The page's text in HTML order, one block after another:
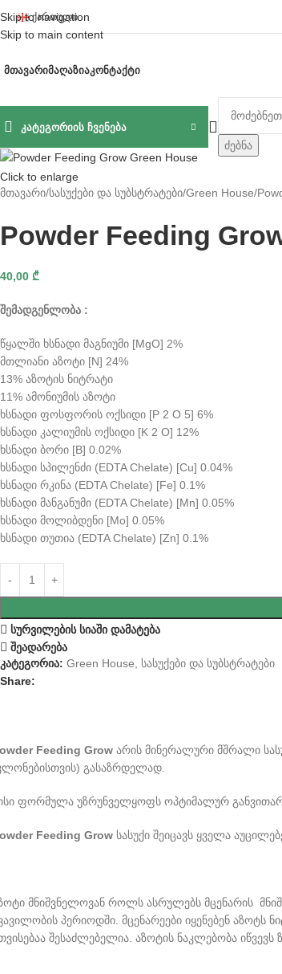
Skip to navigation
Skip to main content
ᲥᲐᲠᲗᲣᲚᲘ
ᲛᲗᲐᲕᲐᲠᲘᲛᲐᲦᲐᲖᲘᲐᲙᲝᲜᲢᲐᲥᲢᲘ
ᲙᲐᲢᲔᲒᲝᲠᲘᲘᲡ ᲩᲕᲔᲜᲔᲑᲐ
ძებნა
Click to enlarge
მთავარი სასუქები და სუბსტრატები Green House
Powder Feeding
40,00 ₾
შემადგენლობა :
წყალში ხსნადი მაგნიუმი [MgO] 2%
მთლიანი აზოტი [N] 24%
13% აზოტის ნიტრატი
11% ამონიუმის აზოტი
ხსნადი ფოსფორის ოქსიდი [P 2 O 5] 6%
ხსნადი კალიუმის ოქსიდი [K 2 O] 12%
ხსნადი ბორი [B] 0.02%
ხსნადი სპილენძი (EDTA Chelate) [Cu] 0.04%
ხსნადი რკინა (EDTA Chelate) [Fe] 0.1%
ხსნადი მანგანუმი (EDTA Chelate) [Mn] 0.05%
ხსნადი მოლიბდენი [Mo] 0.05%
ხსნადი თუთია (EDTA Chelate) [Zn] 0.1%
სურვილების სიაში დამატება
შეადარება
კატეგორია: Green House, სასუქები და სუბსტრატები
Share:
Feeding Grow არის მინერალური მშრალი
გასაზრდელად.
ფორმულა უზრუნველყოფს ოპტიმალურ
Feeding Grow სასუქი შეიცავს ყველა
მნიშვნელოვან როლს ასრულებს მცენარის
პერიოდში. მცენარეები იყენებენ
შესაძლებელია. აზოტის ნაკლებობა